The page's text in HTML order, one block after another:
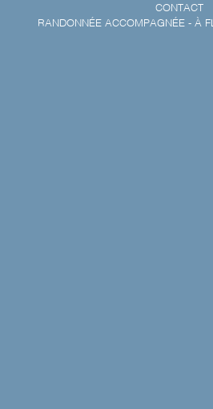
CONTACT
RANDONNÉE ACCOMPAGNÉE - À